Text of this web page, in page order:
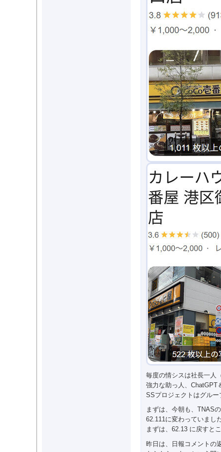
毎度の情シスは社長一人
強力な助っ人、ChatGPT
SSプロジェクトはグル
まずは、今朝も、TNAS
62.111に変わっていまし
まずは、62.13 に戻すと
昨日は、日報コメントの